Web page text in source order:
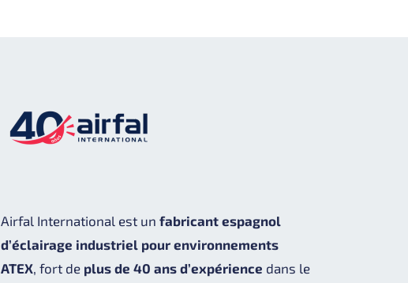
Airfal International est un fabricant espagnol
d’éclairage industriel pour environnements
ATEX, fort de plus de 40 ans d’expérience dans le